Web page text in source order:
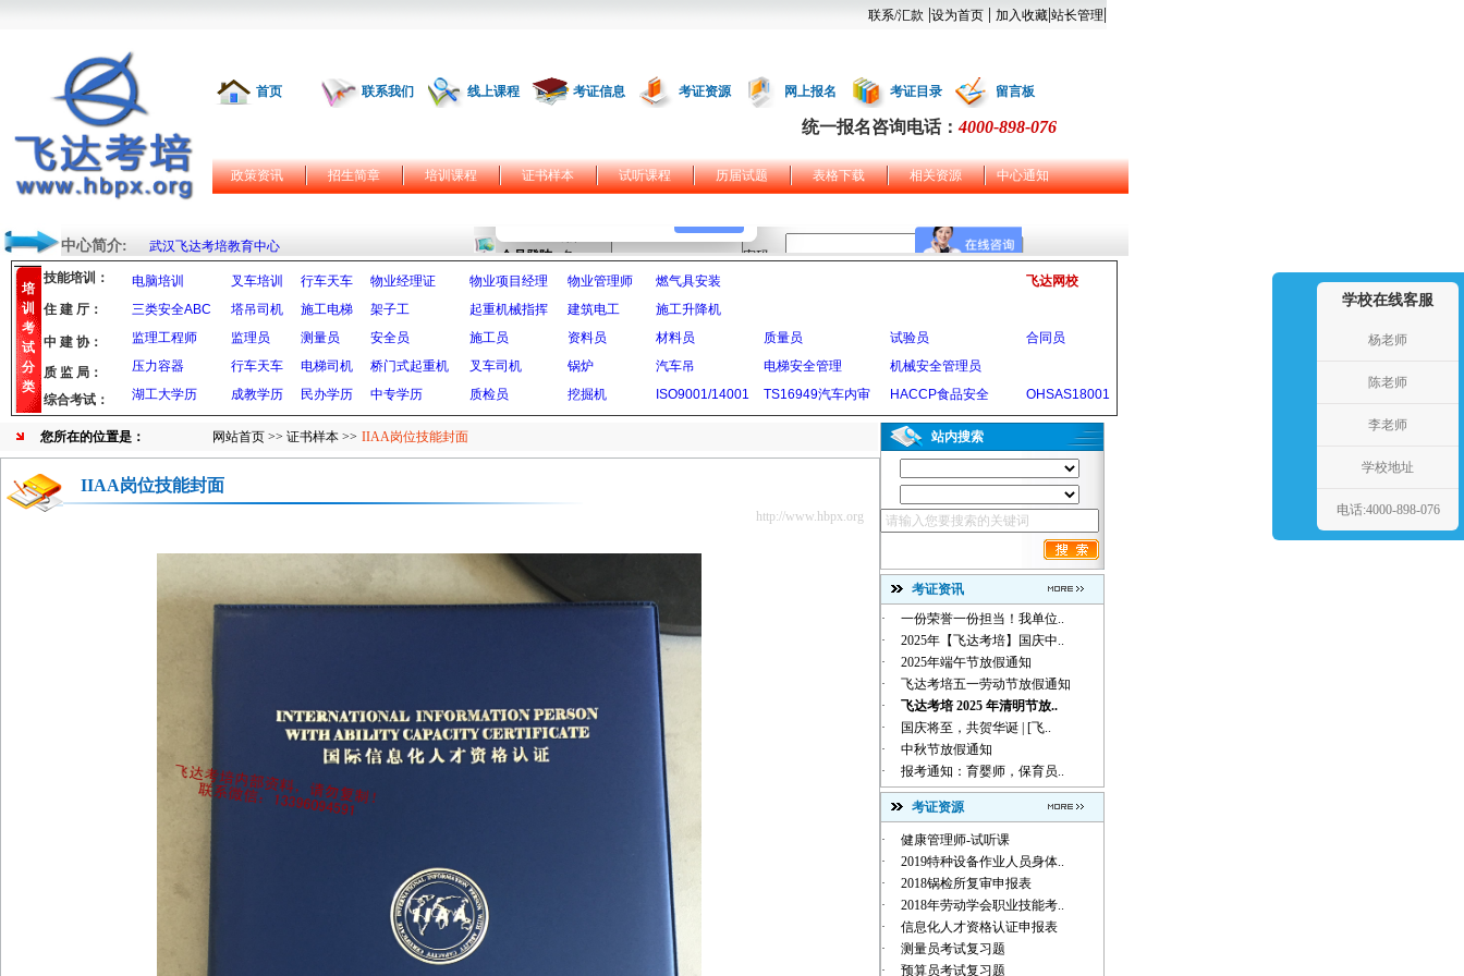
联系/汇款 |设为首页 | 加入收藏|站长管理|
首页 联系我们 线上课程 考证信息 考证资源 网上报名 考证目录 留言板
统一报名咨询电话：4000-898-076
政策资讯 招生简章 培训课程 证书样本 试听课程 历届试题 表格下载 相关资源 中心通知
中心简介: 武汉飞达考培教育中心
培
训
考
试
分
类
技能培训： 电脑培训 叉车培训 行车天车 物业经理证 物业项目经理 物业管理师 燃气具安装
飞达网校
三类安全ABC
塔吊司机 施工电梯 架子工 起重机械指挥 建筑电工
施工升降机
监理工程师
监理员 测量员 安全员 施工员 资料员 材料员 质量员 试验员
合同员
压力容器
行车天车 电梯司机 桥门式起重机 叉车司机 锅炉 汽车吊 电梯安全管理
机械安全管理员
湖工大学历
成教学历 民办学历 中专学历 质检员 挖掘机 ISO9001/14001 TS16949汽车内审 HACCP食品安全 OHSAS18001
住 建 厅：
中 建 协：
质 监 局：
综合考试：
您所在的位置是： 网站首页 >> 证书样本 >> IIAA岗位技能封面
IIAA岗位技能封面
http://www.hbpx.org
站内搜索
考证资讯
·
一份荣誉一份担当！我单位..
·
2025年【飞达考培】国庆中..
·
2025年端午节放假通知
·
飞达考培五一劳动节放假通知
·
飞达考培 2025 年清明节放..
·
国庆将至，共贺华诞 | [飞..
·
中秋节放假通知
·
报考通知：育婴师，保育员..
考证资源
·
健康管理师-试听课
·
2019特种设备作业人员身体..
·
2018锅检所复审申报表
·
2018年劳动学会职业技能考..
·
信息化人才资格认证申报表
·
测量员考试复习题
·
预算员考试复习题
学校在线客服
杨老师
陈老师
李老师
学校地址
电话:4000-898-076